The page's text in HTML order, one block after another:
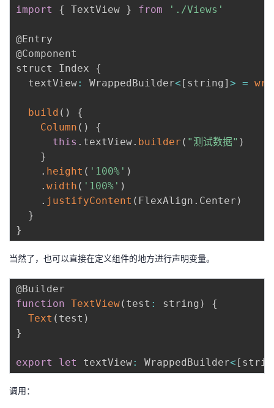
import { TextView } from './Views'
@Entry
@Component
struct Index {
  textView
: WrappedBuilder< [ string ] > =
build ( )
{
Column ( )
{
this . textView. builder ( "测试数据" )
}
. height ( '100%' )
. width ( '100%' )
. justifyContent ( FlexAlign . Center )
}
}
当然了，也可以直接在定义组件的地方进行声明变量。
function TextView( test : string )
{
Text ( test )
}
export let textView: WrappedBuilder< [
调用：